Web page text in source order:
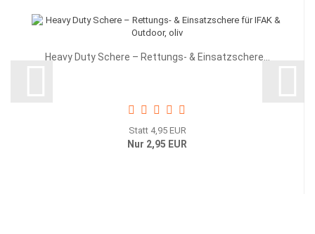
Heavy Duty Schere – Rettungs- & Einsatzschere...
Statt 4,95 EUR
Nur 2,95 EUR